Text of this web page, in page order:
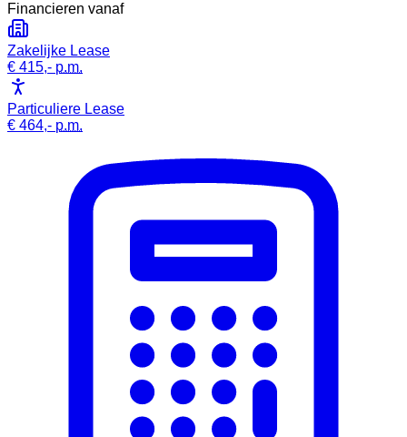
Financieren vanaf
Zakelijke Lease
€ 415,- p.m.
Particuliere Lease
€ 464,- p.m.